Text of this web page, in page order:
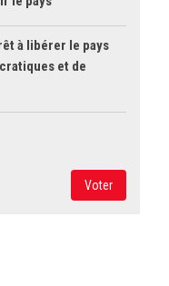
à libérer le pays
et de
Voter